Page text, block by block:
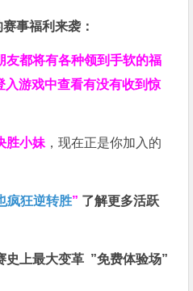
事福利来袭：
友都将有各种领到手软的福
游戏中查看有没有收到惊
胜小妹 ，现在正是你加入的
疯狂逆转胜” 了解更多活跃
史上最大变革 ”免费体验场”